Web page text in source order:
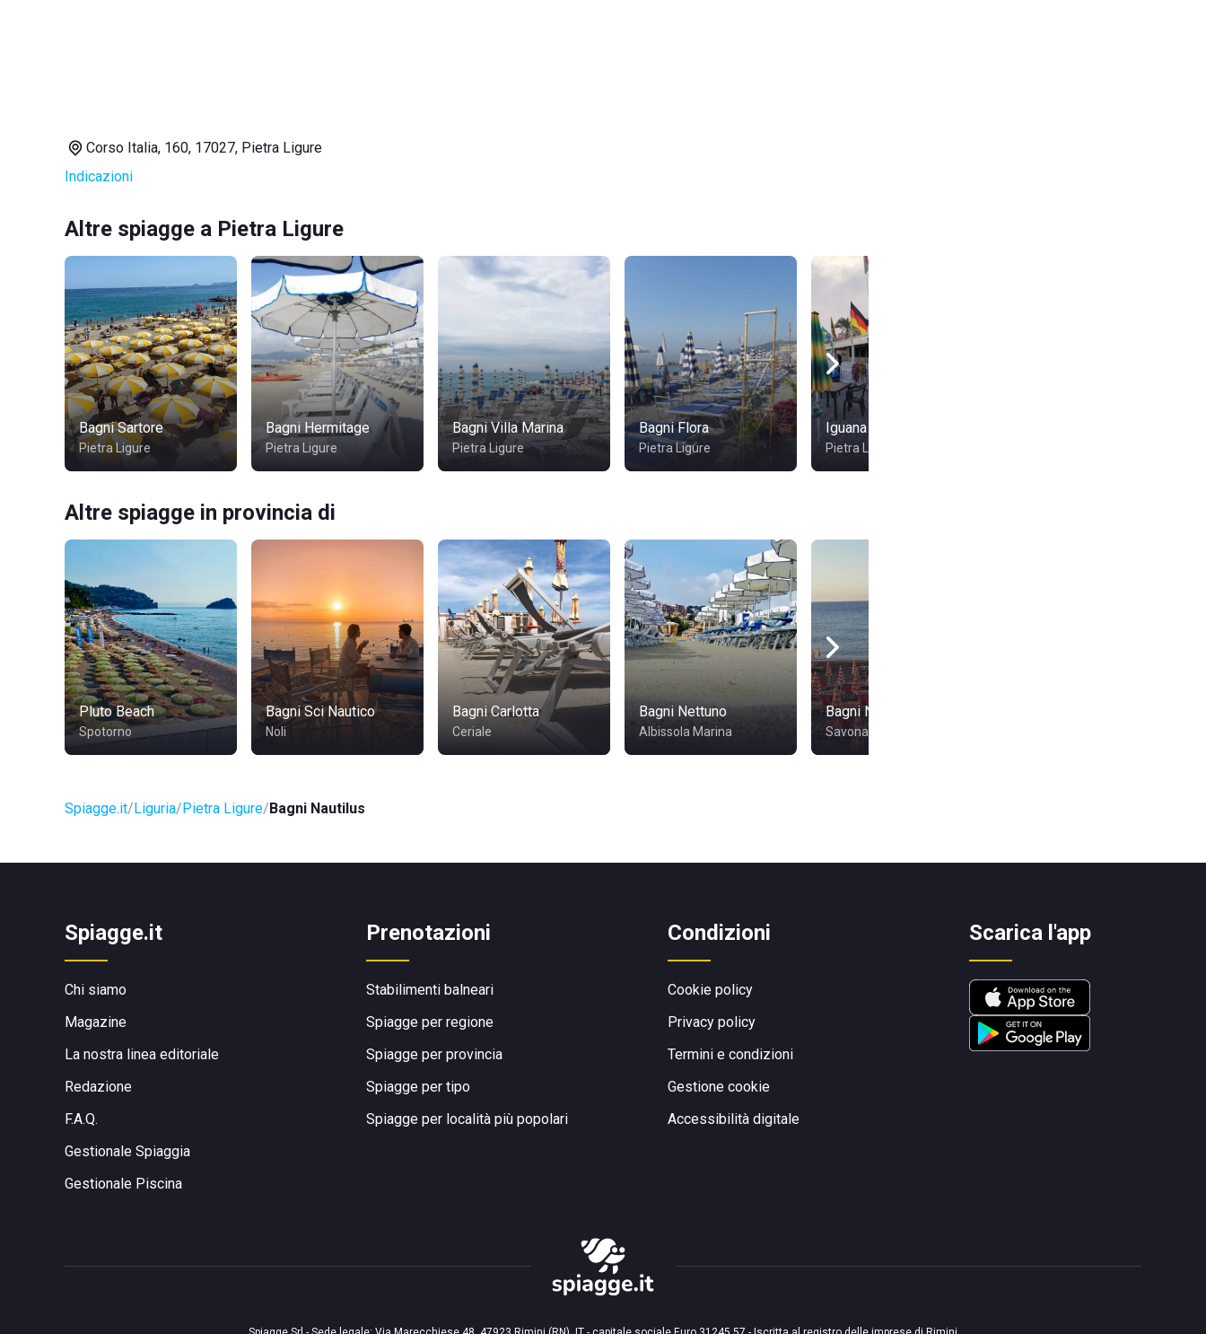
Corso Italia, 160, 17027, Pietra Ligure
Indicazioni
Altre spiagge a Pietra Ligure
Bagni Sartore
Pietra Ligure
Bagni Hermitage
Pietra Ligure
Bagni Villa Marina
Pietra Ligure
Bagni Flora
Pietra Ligure
Iguana Beach
Pietra Ligure
Altre spiagge in provincia di
Pluto Beach
Spotorno
Bagni Sci Nautico
Noli
Bagni Carlotta
Ceriale
Bagni Nettuno
Albissola Marina
Bagni Nilo
Savona
Spiagge.it Liguria Pietra Ligure Bagni Nautilus
Spiagge.it
Chi siamo
Magazine
La nostra linea editoriale
Redazione
F.A.Q.
Gestionale Spiaggia
Gestionale Piscina
Prenotazioni
Stabilimenti balneari
Spiagge per regione
Spiagge per provincia
Spiagge per tipo
Spiagge per località più popolari
Condizioni
Cookie policy
Privacy policy
Termini e condizioni
Gestione cookie
Accessibilità digitale
Scarica l'app